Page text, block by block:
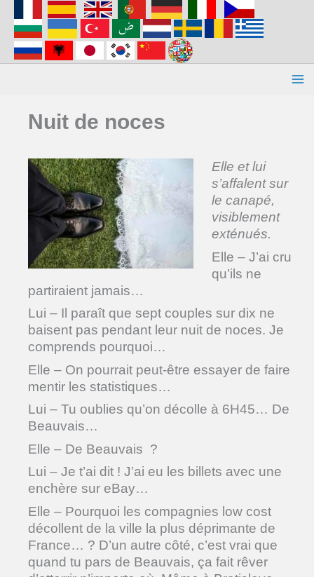
contenu
Nuit de noces
Elle et lui
s’affalent sur
le canapé,
visiblement
exténués.
Elle – J’ai cru
qu’ils ne
partiraient jamais…
Lui – Il paraît que sept couples sur dix ne
baisent pas pendant leur nuit de noces. Je
comprends pourquoi…
Elle – On pourrait peut-être essayer de faire
mentir les statistiques…
Lui – Tu oublies qu’on décolle à 6H45… De
Beauvais…
Elle – De Beauvais ?
Lui – Je t’ai dit ! J’ai eu les billets avec une
enchère sur eBay…
Elle – Pourquoi les compagnies low cost
décollent de la ville la plus déprimante de
France… ? D’un autre côté, c’est vrai que
quand tu pars de Beauvais, ça fait rêver